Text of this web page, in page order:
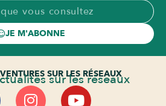
JE M'ABONNE
SUR LES RÉSEAUX
sur les réseaux